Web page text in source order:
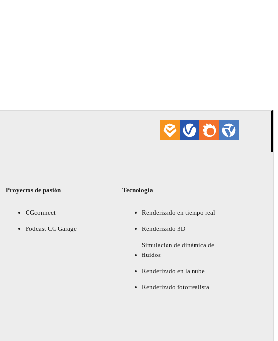
Proyectos de pasión
CGconnect
Podcast CG Garage
Tecnología
Renderizado en tiempo real
Renderizado 3D
Simulación de dinámica de
fluidos
Renderizado en la nube
Renderizado fotorrealista